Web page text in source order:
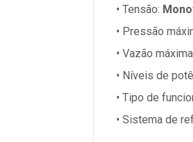
• Tensão:
• Pressão
• Vazão
• Níveis de
• Tipo de
• Sistema de